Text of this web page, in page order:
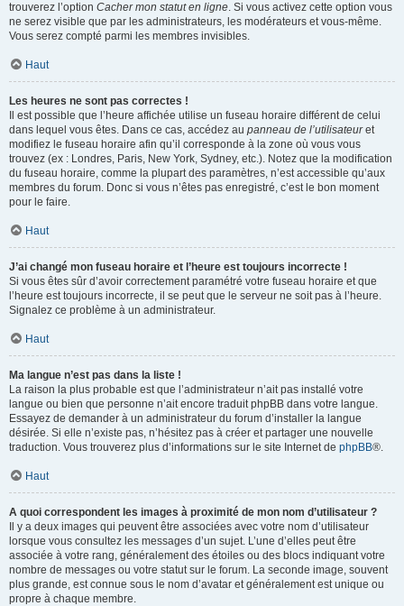
trouverez l’option Cacher mon statut en ligne. Si vous activez cette option vous
ne serez visible que par les administrateurs, les modérateurs et vous-même.
Vous serez compté parmi les membres invisibles.
Haut
Les heures ne sont pas correctes !
Il est possible que l’heure affichée utilise un fuseau horaire différent de celui
dans lequel vous êtes. Dans ce cas, accédez au panneau de l’utilisateuret
modifiez le fuseau horaire afin qu’il corresponde à la zone où vous vous
trouvez (ex : Londres, Paris, New York, Sydney, etc.). Notez que la modification
du fuseau horaire, comme la plupart des paramètres, n’est accessible qu’aux
membres du forum. Donc si vous n’êtes pas enregistré, c’est le bon moment
pour le faire.
Haut
J’ai changé mon fuseau horaire et l’heure est toujours incorrecte !
Si vous êtes sûr d’avoir correctement paramétré votre fuseau horaire et que
l’heure est toujours incorrecte, il se peut que le serveur ne soit pas à l’heure.
Signalez ce problème à un administrateur.
Haut
Ma langue n’est pas dans la liste !
La raison la plus probable est que l’administrateur n’ait pas installé votre
langue ou bien que personne n’ait encore traduit phpBB dans votre langue.
Essayez de demander à un administrateur du forum d’installer la langue
désirée. Si elle n’existe pas, n’hésitez pas à créer et partager une nouvelle
traduction. Vous trouverez plus d’informations sur le site Internet de phpBB®.
Haut
A quoi correspondent les images à proximité de mon nom d’utilisateur ?
Il y a deux images qui peuvent être associées avec votre nom d’utilisateur
lorsque vous consultez les messages d’un sujet. L’une d’elles peut être
associée à votre rang, généralement des étoiles ou des blocs indiquant votre
nombre de messages ou votre statut sur le forum. La seconde image, souvent
plus grande, est connue sous le nom d’avatar et généralement est unique ou
propre à chaque membre.